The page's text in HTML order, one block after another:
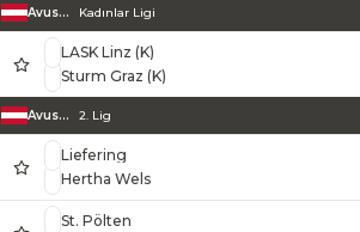
Avusturya Kadınlar Ligi
LASK Linz (K)
Sturm Graz (K)
Avusturya 2. Lig
Liefering
Hertha Wels
St. Pölten